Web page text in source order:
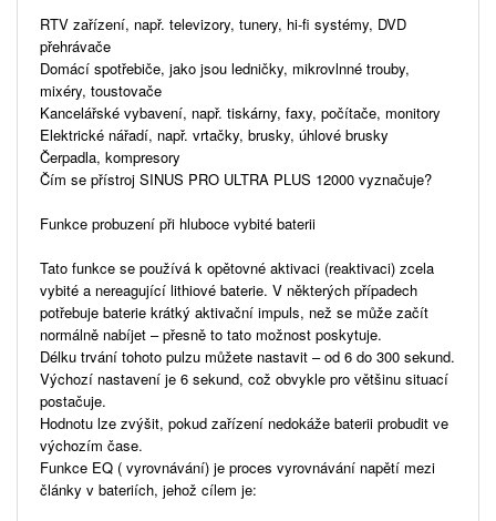
RTV zařízení, např. televizory, tunery, hi-fi systémy, DVD
přehrávače
Domácí spotřebiče, jako jsou ledničky, mikrovlnné trouby,
mixéry, toustovače
Kancelářské vybavení, např. tiskárny, faxy, počítače, monitory
Elektrické nářadí, např. vrtačky, brusky, úhlové brusky
Čerpadla, kompresory
Čím se přístroj SINUS PRO ULTRA PLUS 12000 vyznačuje?
Funkce probuzení při hluboce vybité baterii
Tato funkce se používá k opětovné aktivaci (reaktivaci) zcela
vybité a nereagující lithiové baterie. V některých případech
potřebuje baterie krátký aktivační impuls, než se může začít
normálně nabíjet – přesně to tato možnost poskytuje.
Délku trvání tohoto pulzu můžete nastavit – od 6 do 300 sekund.
Výchozí nastavení je 6 sekund, což obvykle pro většinu situací
postačuje.
Hodnotu lze zvýšit, pokud zařízení nedokáže baterii probudit ve
výchozím čase.
Funkce EQ ( vyrovnávání) je proces vyrovnávání napětí mezi
články v bateriích, jehož cílem je: